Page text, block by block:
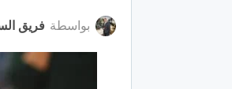
بواسطة فريق